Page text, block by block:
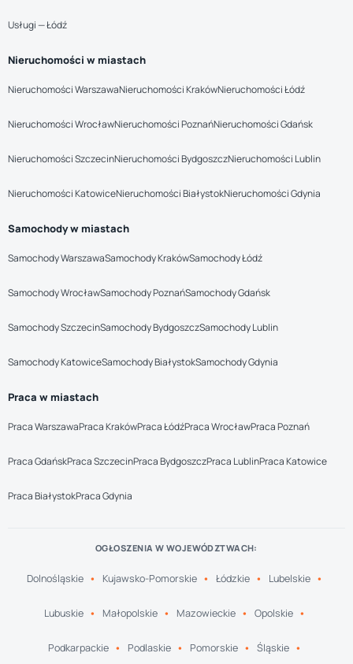
Usługi — Łódź
Nieruchomości w miastach
Nieruchomości WarszawaNieruchomości KrakówNieruchomości Łódź
Nieruchomości WrocławNieruchomości PoznańNieruchomości Gdańsk
Nieruchomości SzczecinNieruchomości BydgoszczNieruchomości Lublin
Nieruchomości KatowiceNieruchomości BiałystokNieruchomości Gdynia
Samochody w miastach
Samochody WarszawaSamochody KrakówSamochody Łódź
Samochody WrocławSamochody PoznańSamochody Gdańsk
Samochody SzczecinSamochody BydgoszczSamochody Lublin
Samochody KatowiceSamochody BiałystokSamochody Gdynia
Praca w miastach
Praca WarszawaPraca KrakówPraca ŁódźPraca WrocławPraca Poznań
Praca GdańskPraca SzczecinPraca BydgoszczPraca LublinPraca Katowice
Praca BiałystokPraca Gdynia
OGŁOSZENIA W WOJEWÓDZTWACH:
Dolnośląskie Kujawsko-Pomorskie Łódzkie Lubelskie
Lubuskie Małopolskie Mazowieckie Opolskie
Podkarpackie Podlaskie Pomorskie Śląskie